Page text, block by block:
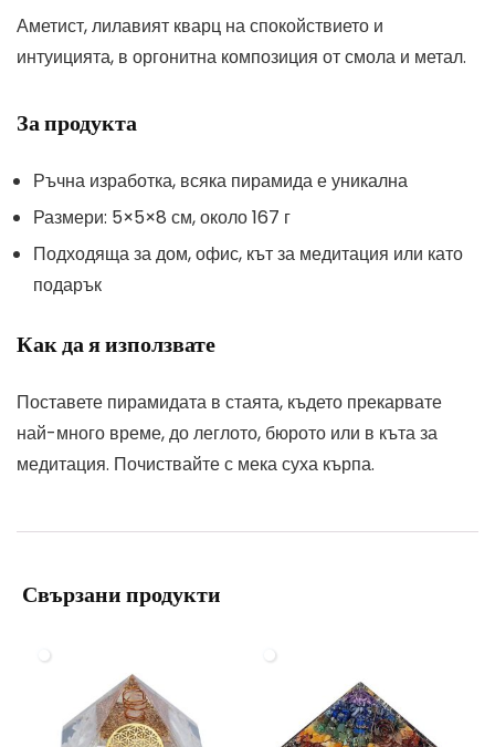
Аметист, лилавият кварц на спокойствието и
интуицията, в оргонитна композиция от смола и метал.
За продукта
Ръчна изработка, всяка пирамида е уникална
Размери: 5×5×8 см, около 167 г
Подходяща за дом, офис, кът за медитация или като
подарък
Как да я използвате
Поставете пирамидата в стаята, където прекарвате
най-много време, до леглото, бюрото или в къта за
медитация. Почиствайте с мека суха кърпа.
Свързани продукти